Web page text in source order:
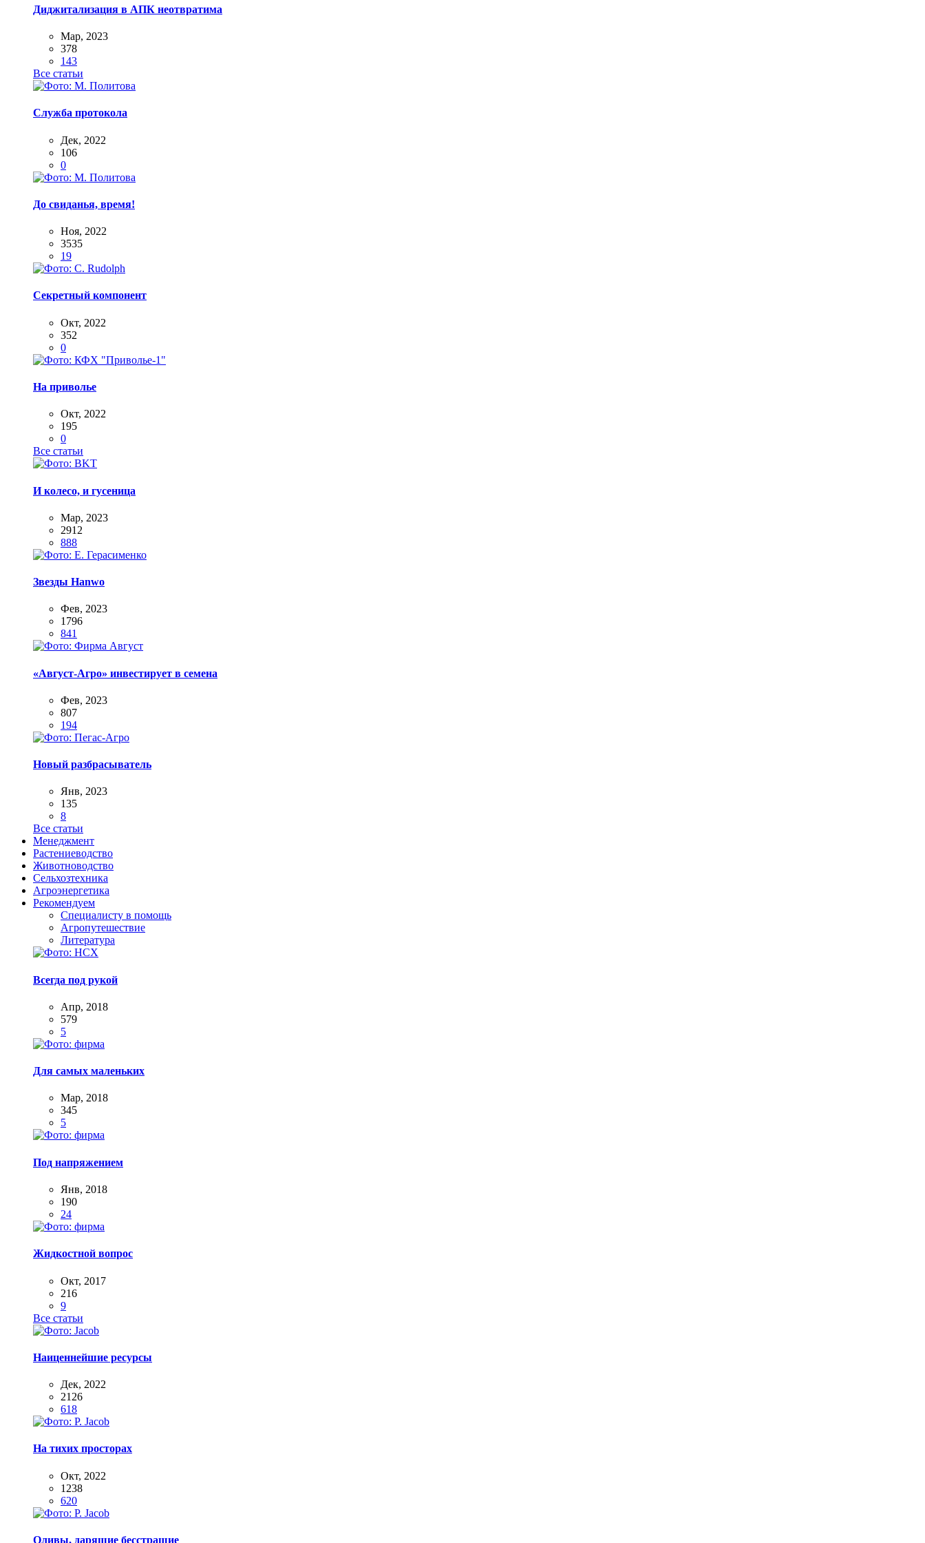
Диджитализация в АПК неотвратима
Мар, 2023
378
143
Все статьи
Служба протокола
Дек, 2022
106
0
До свиданья, время!
Ноя, 2022
3535
19
Секретный компонент
Окт, 2022
352
0
На приволье
Окт, 2022
195
0
Все статьи
И колесо, и гусеница
Мар, 2023
2912
888
Звезды Hanwo
Фев, 2023
1796
841
«Август-Агро» инвестирует в семена
Фев, 2023
807
194
Новый разбрасыватель
Янв, 2023
135
8
Все статьи
Менеджмент
Растениеводство
Животноводство
Сельхозтехника
Агроэнергетика
Рекомендуем
Специалисту в помощь
Агропутешествие
Литература
Всегда под рукой
Апр, 2018
579
5
Для самых маленьких
Мар, 2018
345
5
Под напряжением
Янв, 2018
190
24
Жидкостной вопрос
Окт, 2017
216
9
Все статьи
Наиценнейшие ресурсы
Дек, 2022
2126
618
На тихих просторах
Окт, 2022
1238
620
Оливы, дарящие бесстрашие